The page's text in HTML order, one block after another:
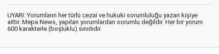
UYARI: Yorumların her türlü cezai ve hukuki sorumluluğu yazan kişiye
aittir. Mepa News, yapılan yorumlardan sorumlu değildir. Her bir yorum
600 karakterle (boşluklu) sınırlıdır.